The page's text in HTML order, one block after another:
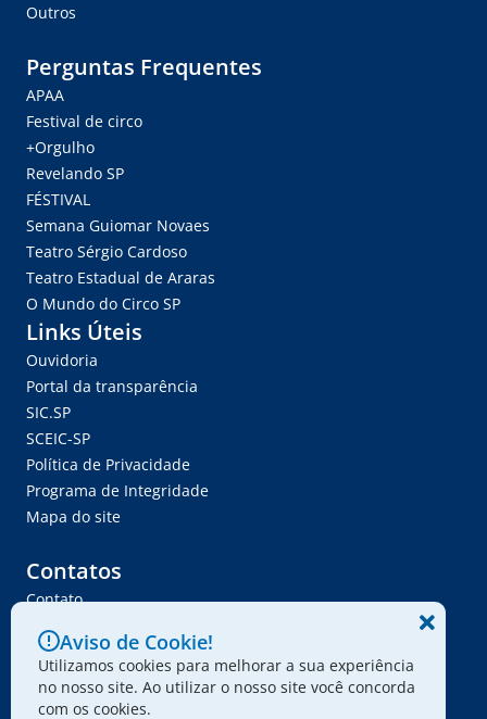
Outros
Perguntas Frequentes
APAA
Festival de circo
+Orgulho
Revelando SP
FÉSTIVAL
Semana Guiomar Novaes
Teatro Sérgio Cardoso
Teatro Estadual de Araras
O Mundo do Circo SP
Links Úteis
Ouvidoria
Portal da transparência
SIC.SP
SCEIC-SP
Política de Privacidade
Programa de Integridade
Mapa do site
Contatos
Contato
Ser Fornecedor
Envie seu projeto
Aviso de Cookie!
Utilizamos cookies para melhorar a sua experiência
no nosso site. Ao utilizar o nosso site você concorda
com os cookies.